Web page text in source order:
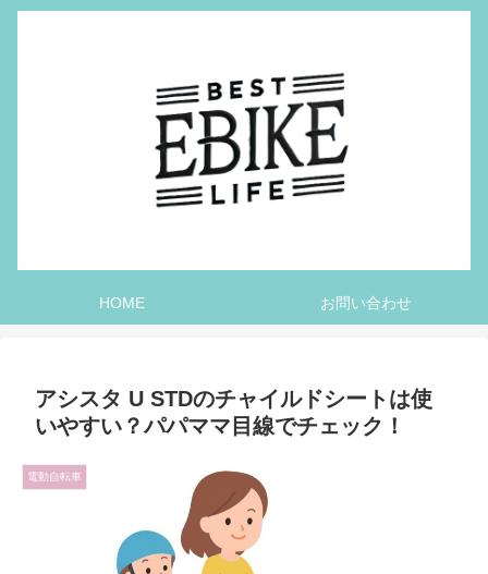
HOME お問い合わせ
アシスタ U STDのチャイルドシートは使
いやすい？パパママ目線でチェック！
電動自転車